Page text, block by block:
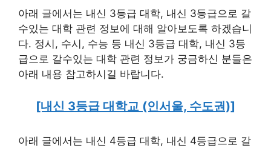
아래 글에서는 내신 3등급 대학, 내신 3등급으로 갈
수있는 대학 관련 정보에 대해 알아보도록 하겠습니
다. 정시, 수시, 수능 등 내신 3등급 대학, 내신 3등
급으로 갈수있는 대학 관련 정보가 궁금하신 분들은
아래 내용 참고하시길 바랍니다.
[내신 3등급 대학교 (인서울, 수도권)]
아래 글에서는 내신 4등급 대학, 내신 4등급으로 갈